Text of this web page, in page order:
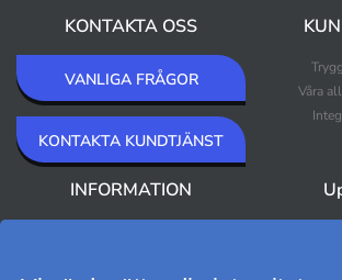
KONTAKTA OSS
VANLIGA FRÅGOR
KONTAKTA KUNDTJÄNST
Våra
INFORMATION